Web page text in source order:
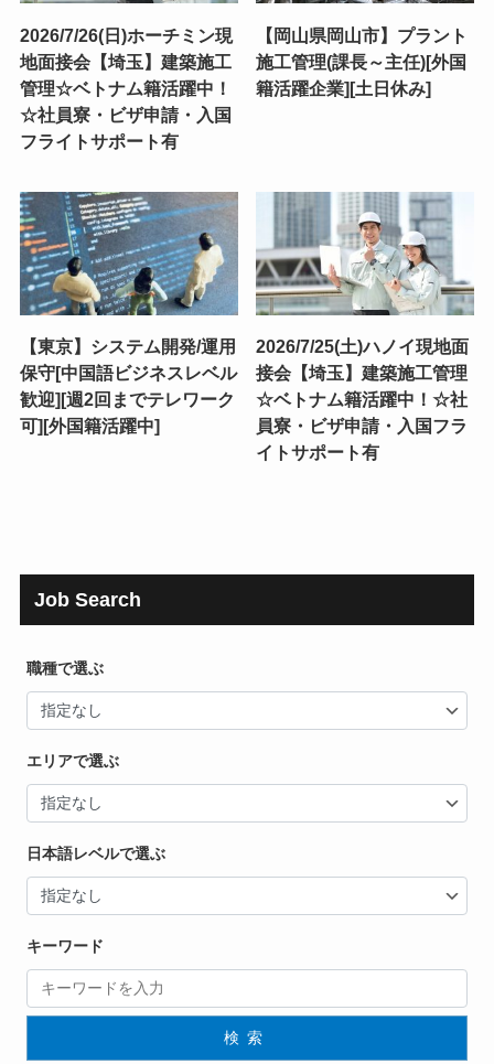
2026/7/26(日)ホーチミン現
地面接会【埼玉】建築施工
管理☆ベトナム籍活躍中！
☆社員寮・ビザ申請・入国
フライトサポート有
【岡山県岡山市】プラント
施工管理(課長～主任)[外国
籍活躍企業][土日休み]
【東京】システム開発/運用
保守[中国語ビジネスレベル
歓迎][週2回までテレワーク
可][外国籍活躍中]
2026/7/25(土)ハノイ現地面
接会【埼玉】建築施工管理
☆ベトナム籍活躍中！☆社
員寮・ビザ申請・入国フラ
イトサポート有
Job Search
職種で選ぶ
エリアで選ぶ
日本語レベルで選ぶ
キーワード
検索